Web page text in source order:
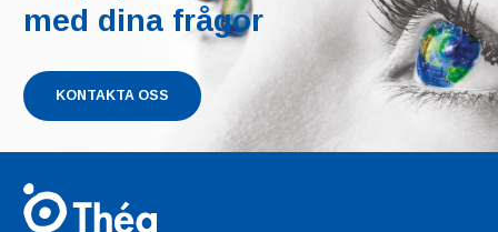
med dina frågor
KONTAKTA OSS